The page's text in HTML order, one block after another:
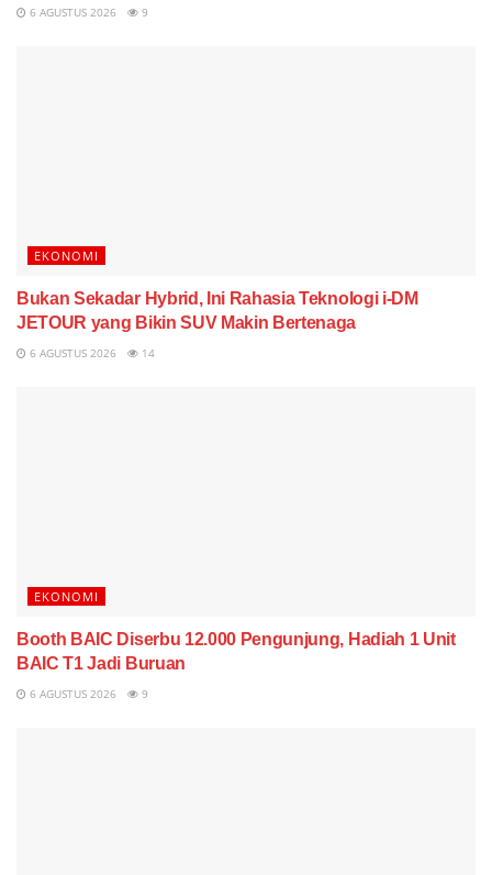
6 AGUSTUS 2026 9
EKONOMI
Bukan Sekadar Hybrid, Ini Rahasia Teknologi i-DM
JETOUR yang Bikin SUV Makin Bertenaga
6 AGUSTUS 2026 14
EKONOMI
Booth BAIC Diserbu 12.000 Pengunjung, Hadiah 1 Unit
BAIC T1 Jadi Buruan
6 AGUSTUS 2026 9